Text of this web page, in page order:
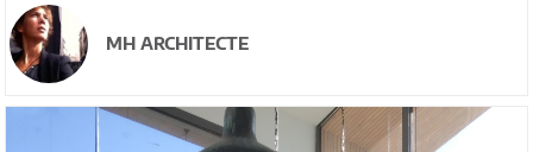
MH ARCHITECTE